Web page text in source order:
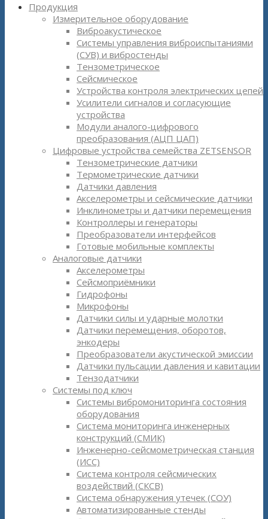
Продукция
Измерительное оборудование
Виброакустическое
Системы управления виброиспытаниями
(СУВ) и вибростенды
Тензометрическое
Сейсмическое
Устройства контроля электрических цепей
Усилители сигналов и согласующие
устройства
Модули аналого-цифрового
преобразования (АЦП ЦАП)
Цифровые устройства семейства ZETSENSOR
Тензометрические датчики
Термометрические датчики
Датчики давления
Акселерометры и сейсмические датчики
Инклинометры и датчики перемещения
Контроллеры и генераторы
Преобразователи интерфейсов
Готовые мобильные комплекты
Аналоговые датчики
Акселерометры
Сейсмоприёмники
Гидрофоны
Микрофоны
Датчики силы и ударные молотки
Датчики перемещения, оборотов,
энкодеры
Преобразователи акустической эмиссии
Датчики пульсации давления и кавитации
Тензодатчики
Системы под ключ
Системы вибромониторинга состояния
оборудования
Система мониторинга инженерных
конструкций (СМИК)
Инженерно-сейсмометрическая станция
(ИСС)
Система контроля сейсмических
воздействий (СКСВ)
Система обнаружения утечек (СОУ)
Автоматизированные стенды